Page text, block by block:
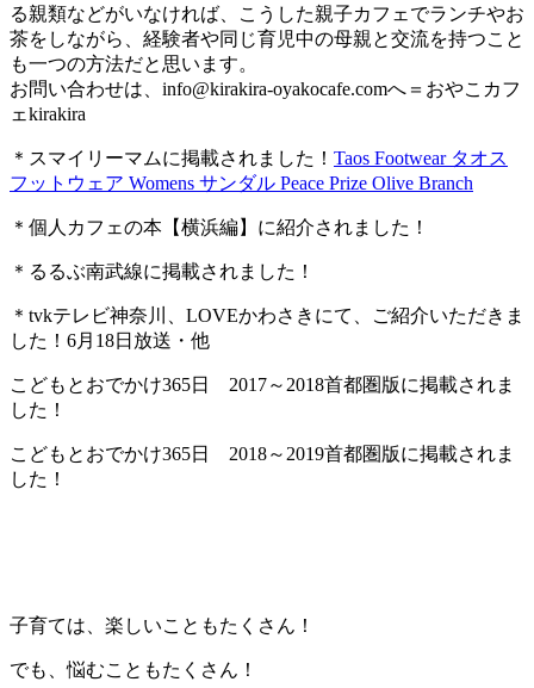
る親類などがいなければ、こうした親子カフェでランチやお
茶をしながら、経験者や同じ育児中の母親と交流を持つこと
も一つの方法だと思います。
お問い合わせは、 info@kirakira-oyakocafe.comへ＝おやこカフ
ェkirakira
＊スマイリーマムに掲載されました！ Taos Footwear タオス
フットウェア Womens サンダル Peace Prize Olive Branch
＊個人カフェの本【横浜編】に紹介されました！
＊るるぶ南武線に掲載されました！
＊tvkテレビ神奈川、LOVEかわさきにて、ご紹介いただきま
した！6月18日放送・他
こどもとおでかけ365日 2017～2018首都圏版に掲載されま
した！
こどもとおでかけ365日 2018～2019首都圏版に掲載されま
した！
子育ては、楽しいこともたくさん！
でも、悩むこともたくさん！